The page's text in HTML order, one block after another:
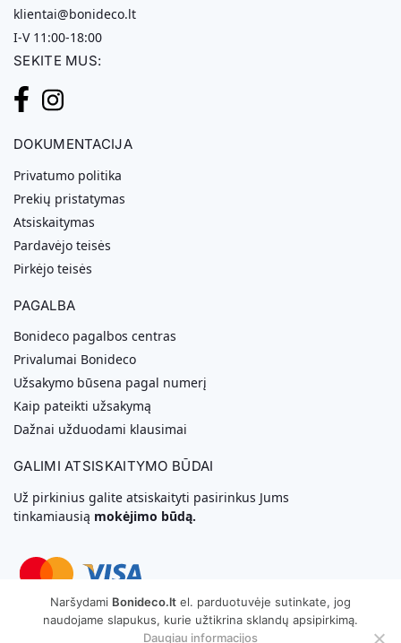
klientai@bonideco.lt
I-V 11:00-18:00
SEKITE MUS:
DOKUMENTACIJA
Privatumo politika
Prekių pristatymas
Atsiskaitymas
Pardavėjo teisės
Pirkėjo teisės
PAGALBA
Bonideco pagalbos centras
Privalumai Bonideco
Užsakymo būsena pagal numerį
Kaip pateikti užsakymą
Dažnai užduodami klausimai
GALIMI ATSISKAITYMO BŪDAI
Už pirkinius galite atsiskaityti pasirinkus Jums
tinkamiausią mokėjimo būdą.
Svetainių Kūrimas
Naršydami Bonideco.lt el. parduotuvėje sutinkate, jog
naudojame slapukus, kurie užtikrina sklandų apsipirkimą.
Daugiau informacijos